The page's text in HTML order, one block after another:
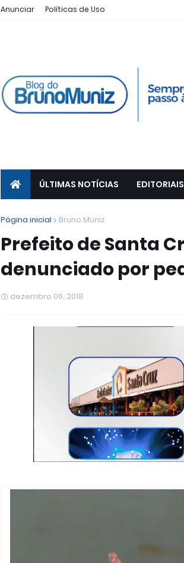
Anunciar Políticas de Uso
ÚLTIMAS NOTÍCIAS EDITORIAIS
Página inicial Bruno Muniz
Prefeito de Santa
denunciado por
dezembro 06, 2018